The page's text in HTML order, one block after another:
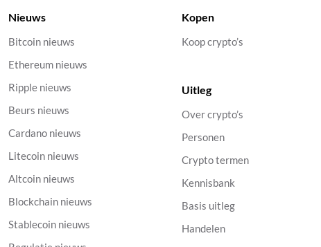
Nieuws
Bitcoin nieuws
Ethereum nieuws
Ripple nieuws
Beurs nieuws
Cardano nieuws
Litecoin nieuws
Altcoin nieuws
Blockchain nieuws
Stablecoin nieuws
Kopen
Koop crypto’s
Uitleg
Over crypto’s
Personen
Crypto termen
Kennisbank
Basis uitleg
Handelen